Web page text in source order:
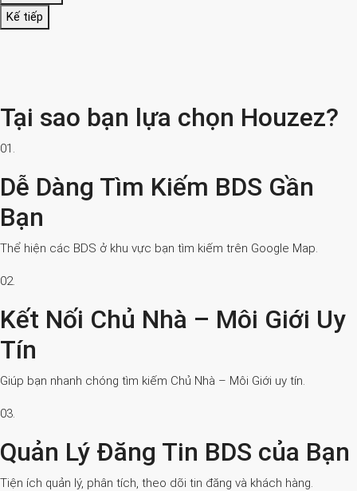
Kế tiếp
Tại sao bạn lựa chọn Houzez?
01.
Dễ Dàng Tìm Kiếm BDS Gần
Bạn
Thể hiện các BDS ở khu vực bạn tìm kiếm trên Google Map.
02.
Kết Nối Chủ Nhà – Môi Giới Uy
Tín
Giúp bạn nhanh chóng tìm kiếm Chủ Nhà – Môi Giới uy tín.
03.
Quản Lý Đăng Tin BDS của Bạn
Tiện ích quản lý, phân tích, theo dõi tin đăng và khách hàng.